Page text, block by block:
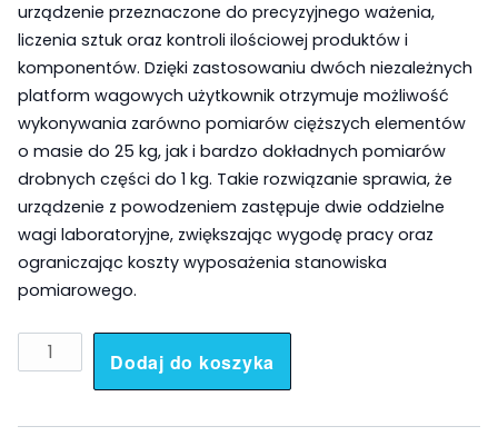
urządzenie przeznaczone do precyzyjnego ważenia,
liczenia sztuk oraz kontroli ilościowej produktów i
komponentów. Dzięki zastosowaniu dwóch niezależnych
platform wagowych użytkownik otrzymuje możliwość
wykonywania zarówno pomiarów cięższych elementów
o masie do 25 kg, jak i bardzo dokładnych pomiarów
drobnych części do 1 kg. Takie rozwiązanie sprawia, że
urządzenie z powodzeniem zastępuje dwie oddzielne
wagi laboratoryjne, zwiększając wygodę pracy oraz
ograniczając koszty wyposażenia stanowiska
pomiarowego.
ilość
Waga
Dodaj do koszyka